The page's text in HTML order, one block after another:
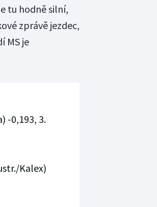
tu hodně silní,
zprávě jezdec,
MS je
-0,193, 3.
Kalex)